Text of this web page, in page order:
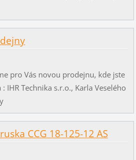
pro Vás novou prodejnu, kde jste
IHR Technika s.r.o., Karla Veselého
CCG 18-125-12 AS